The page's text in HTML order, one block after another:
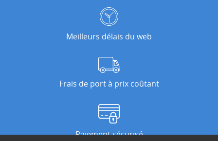
Meilleurs délais du web
Frais de port à prix coûtant
Paiement sécurisé